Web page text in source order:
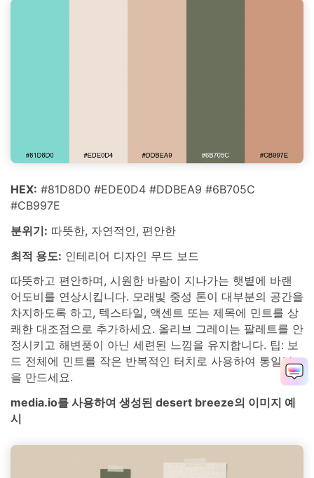
HEX: #81D8D0 #EDE0D4 #DDBEA9 #6B705C
#CB997E
분위기: 따뜻한, 자연적인, 편안한
최적 용도: 인테리어 디자인 무드 보드
따뜻하고 편안하며, 시원한 바람이 지나가는 햇볕에 바랜
어도비를 연상시킵니다. 모래빛 중성 톤이 대부분의 공간을
차지하도록 하고, 텍스타일, 액센트 또는 제목에 민트를 상
쾌한 대조점으로 추가하세요. 올리브 그레이는 팔레트를 안
정시키고 해변풍이 아닌 세련된 느낌을 유지합니다. 팁: 보
드 전체에 민트를 작은 반복적인 터치로 사용하여 통일감
을 만드세요.
media.io를 사용하여 생성된 desert breeze의 이미지 예
시